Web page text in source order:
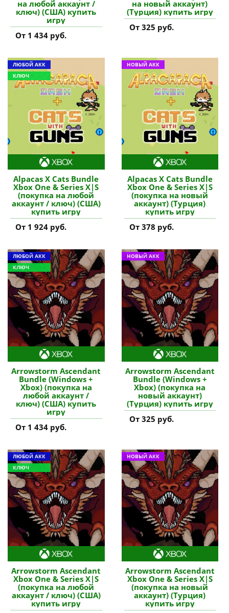
на любой аккаунт /
ключ) (США) купить
игру
От 1 434 руб.
на новый аккаунт)
(Турция) купить игру
От 325 руб.
ЛЮБОЙ АКК
КЛЮЧ
Alpacas X Cats Bundle
Xbox One & Series X|S
(покупка на любой
аккаунт / ключ) (США)
купить игру
От 1 924 руб.
НОВЫЙ АКК
Alpacas X Cats Bundle
Xbox One & Series X|S
(покупка на новый
аккаунт) (Турция)
купить игру
От 378 руб.
ЛЮБОЙ АКК
КЛЮЧ
Arrowstorm Ascendant
Bundle (Windows +
Xbox) (покупка на
любой аккаунт /
ключ) (США) купить
игру
От 1 434 руб.
НОВЫЙ АКК
Arrowstorm Ascendant
Bundle (Windows +
Xbox) (покупка на
новый аккаунт)
(Турция) купить игру
От 325 руб.
ЛЮБОЙ АКК
КЛЮЧ
Arrowstorm Ascendant
Xbox One & Series X|S
(покупка на любой
аккаунт / ключ) (США)
купить игру
НОВЫЙ АКК
Arrowstorm Ascendant
Xbox One & Series X|S
(покупка на новый
аккаунт) (Турция)
купить игру